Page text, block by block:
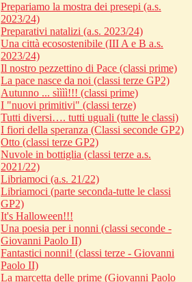
Prepariamo la mostra dei presepi (a.s.
2023/24)
Preparativi natalizi (a.s. 2023/24)
Una città ecosostenibile (III A e B a.s.
2023/24)
Il nostro pezzettino di Pace (classi prime)
La pace nasce da noi (classi terze GP2)
Autunno ... sìììì!!! (classi prime)
I "nuovi primitivi" (classi terze)
Tutti diversi…. tutti uguali (tutte le classi)
I fiori della speranza (Classi seconde GP2)
Otto (classi terze GP2)
Nuvole in bottiglia (classi terze a.s.
2021/22)
Libriamoci (a.s. 21/22)
Libriamoci (parte seconda-tutte le classi
GP2)
It's Halloween!!!
Una poesia per i nonni (classi seconde -
Giovanni Paolo II)
Fantastici nonni! (classi terze - Giovanni
Paolo II)
La marcetta delle prime (Giovanni Paolo